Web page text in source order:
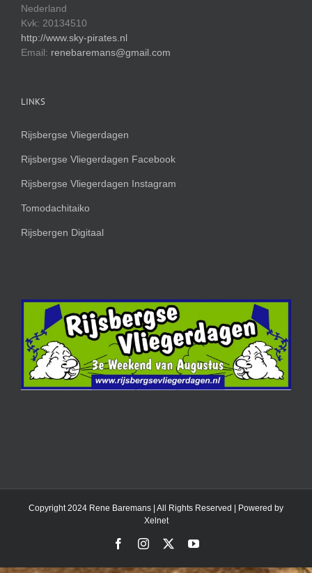
Nederland
Kvk: 20134510
http://www.sky-pirates.nl
Email: renebaremans@gmail.com
LINKS
Rijsbergse Vliegerdagen
Rijsbergse Vliegerdagen Facebook
Rijsbergse Vliegerdagen Instagram
Tomodachitaiko
Rijsbergen Digitaal
Copyright 2024 Rene Baremans | All Rights Reserved | Powered by
Xelnet
FacebookInstagram YouTube